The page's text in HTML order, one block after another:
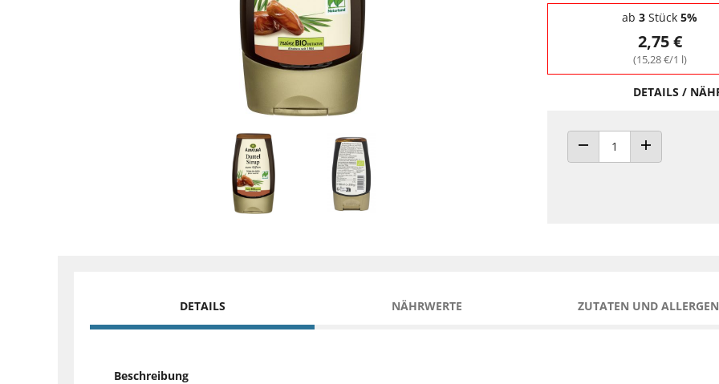
Staffelpreise - Mengenrabatt
ab 3 Stück 5%
2,75 €
(15,28 €/1 l)
DETAILS /
ANZAHL VERRINGERN
ANZAHL
DETAILS NÄHRWERTE ZUTATEN UND
Beschreibung